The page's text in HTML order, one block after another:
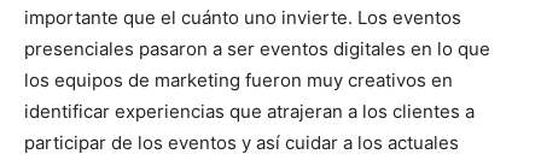
importante que el cuánto uno invierte. Los eventos
presenciales pasaron a ser eventos digitales en lo que
los equipos de marketing fueron muy creativos en
identificar experiencias que atrajeran a los clientes a
participar de los eventos y así cuidar a los actuales